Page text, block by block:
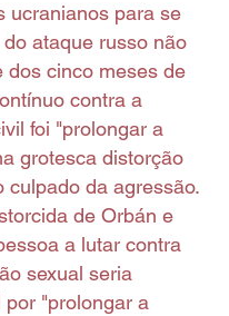
ucranianos para se
ataque russo não
dos cinco meses de
contra a
foi "prolongar a
grotesca distorção
culpado da agressão.
de Orbán e
a lutar contra
sexual seria
por "prolongar a